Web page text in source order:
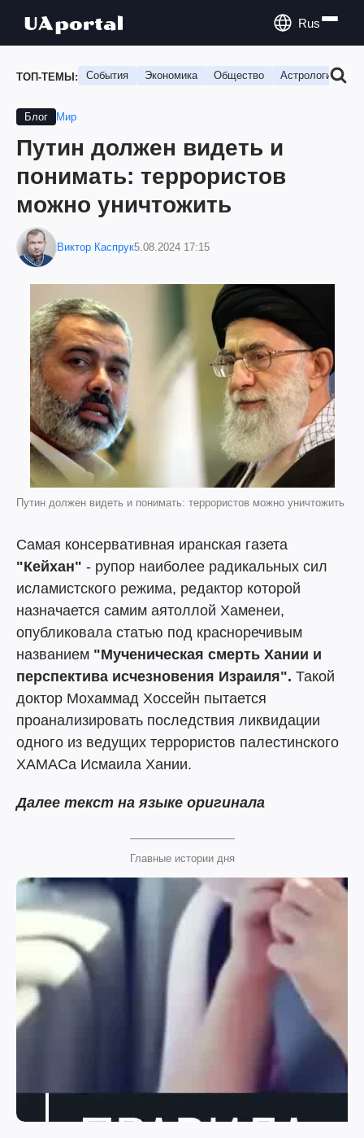
Rus
ТОП-ТЕМЫ: События Экономика Общество Астрология
Блог Мир
Путин должен видеть и
понимать: террористов
можно уничтожить
Виктор Каспрук5.08.2024 17:15
Путин должен видеть и понимать: террористов можно уничтожить
Самая консервативная иранская газета
"Кейхан" - рупор наиболее радикальных сил
исламистского режима, редактор которой
назначается самим аятоллой Хаменеи,
опубликовала статью под красноречивым
названием "Мученическая смерть Хании и
перспектива исчезновения Израиля". Такой
доктор Мохаммад Хоссейн пытается
проанализировать последствия ликвидации
одного из ведущих террористов палестинского
ХАМАСа Исмаила Хании.
Далее текст на языке оригинала
Главные истории дня